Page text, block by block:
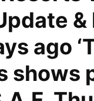
&
ago
shows